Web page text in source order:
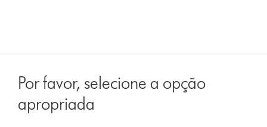
Por favor, selecione a opção
apropriada